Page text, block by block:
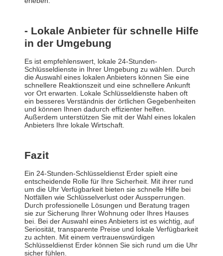
- Lokale Anbieter für schnelle Hilfe
in der Umgebung
Es ist empfehlenswert, lokale 24-Stunden-
Schlüsseldienste in Ihrer Umgebung zu wählen. Durch
die Auswahl eines lokalen Anbieters können Sie eine
schnellere Reaktionszeit und eine schnellere Ankunft
vor Ort erwarten. Lokale Schlüsseldienste haben oft
ein besseres Verständnis der örtlichen Gegebenheiten
und können Ihnen dadurch effizienter helfen.
Außerdem unterstützen Sie mit der Wahl eines lokalen
Anbieters Ihre lokale Wirtschaft.
Fazit
Ein 24-Stunden-Schlüsseldienst Erder spielt eine
entscheidende Rolle für Ihre Sicherheit. Mit ihrer rund
um die Uhr Verfügbarkeit bieten sie schnelle Hilfe bei
Notfällen wie Schlüsselverlust oder Aussperrungen.
Durch professionelle Lösungen und Beratung tragen
sie zur Sicherung Ihrer Wohnung oder Ihres Hauses
bei. Bei der Auswahl eines Anbieters ist es wichtig, auf
Seriosität, transparente Preise und lokale Verfügbarkeit
zu achten. Mit einem vertrauenswürdigen
Schlüsseldienst Erder können Sie sich rund um die Uhr
sicher fühlen.